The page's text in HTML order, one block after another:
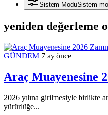
Sistem ModuSistem
yeniden değerleme
GÜNDEM 7 ay önce
Araç Muayenesine
2026 yılına girilmesiyle birlikte
yürürlüğe...